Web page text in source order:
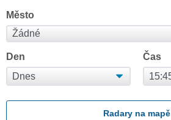
Město
Den Čas
Radary na mapě